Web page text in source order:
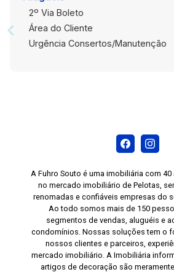
2º Via Boleto
Área do Cliente
Urgência Consertos/Manutenção
A Fuhro Souto é uma imobiliária com
no mercado imobiliário de Pelotas,
renomadas e confiáveis empresas do
Ao todo somos mais de 150
segmentos de vendas, aluguéis e
condomínios. Nossas soluções tem o
nossos clientes e parceiros,
mercado imobiliário. A Imobiliária
artigos de decoração são